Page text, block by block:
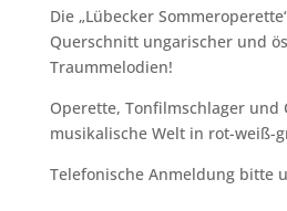
Die „Lübecker
Querschnitt ungarischer und
Traummelodien!
Operette, Tonfilmschlager und
musikalische Welt in rot-weiß-
Telefonische Anmeldung bitte